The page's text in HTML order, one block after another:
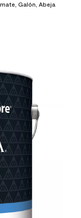
Galón, Abeja